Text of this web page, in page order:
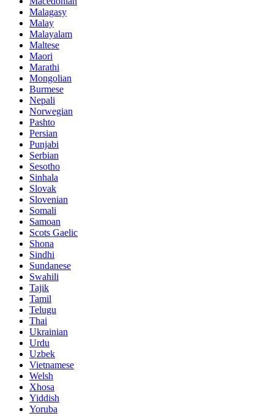
Malagasy
Malay
Malayalam
Maltese
Maori
Marathi
Mongolian
Burmese
Nepali
Norwegian
Pashto
Persian
Punjabi
Serbian
Sesotho
Sinhala
Slovak
Slovenian
Somali
Samoan
Scots Gaelic
Shona
Sindhi
Sundanese
Swahili
Tajik
Tamil
Telugu
Thai
Ukrainian
Urdu
Uzbek
Vietnamese
Welsh
Xhosa
Yiddish
Yoruba